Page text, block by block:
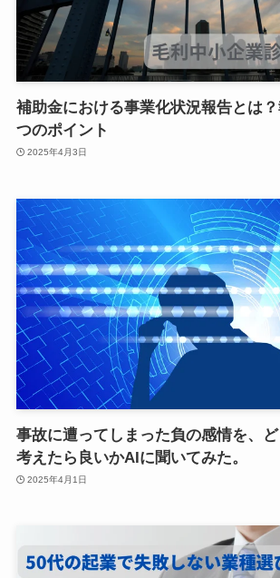
補助金における事業化状況報告とは
つのポイント
2025年4月3日
事故に遭ってしまった負の感情を、
考えたら良いかAIに聞いてみた。
2025年4月1日